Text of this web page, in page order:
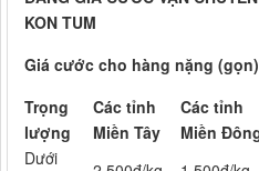
KON TUM
Giá cước cho hàng nặng
Trọng
lượng
Các tỉnh
Miền Tây
Các tỉnh
Miền
Dưới